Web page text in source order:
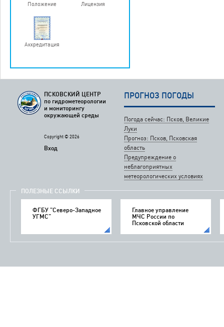
Положение Лицензия
Аккредитация
ПСКОВСКИЙ ЦЕНТР
по гидрометеорологии
и мониторингу
окружающей среды
Copyright © 2026
Вход
ПРОГНОЗ ПОГОДЫ
Погода сейчас: Псков, Великие
Луки
Прогноз: Псков, Псковская
область
Предупреждение о
неблагоприятных
метеорологических условиях
ПОЛЕЗНЫЕ ССЫЛКИ
ФГБУ "Северо-Западное
УГМС"
Главное управление
МЧС России по
Псковской области